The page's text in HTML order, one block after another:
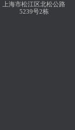
上海市松江区北松公路
5239号2栋